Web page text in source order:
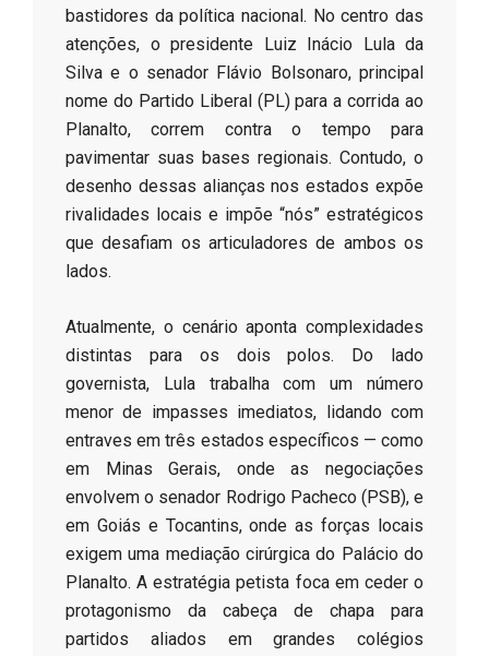
bastidores da política nacional. No centro das
atenções, o presidente Luiz Inácio Lula da
Silva e o senador Flávio Bolsonaro, principal
nome do Partido Liberal (PL) para a corrida ao
Planalto, correm contra o tempo para
pavimentar suas bases regionais. Contudo, o
desenho dessas alianças nos estados expõe
rivalidades locais e impõe “nós” estratégicos
que desafiam os articuladores de ambos os
lados.
​Atualmente, o cenário aponta complexidades
distintas para os dois polos. Do lado
governista, Lula trabalha com um número
menor de impasses imediatos, lidando com
entraves em três estados específicos — como
em Minas Gerais, onde as negociações
envolvem o senador Rodrigo Pacheco (PSB), e
em Goiás e Tocantins, onde as forças locais
exigem uma mediação cirúrgica do Palácio do
Planalto. A estratégia petista foca em ceder o
protagonismo da cabeça de chapa para
partidos aliados em grandes colégios